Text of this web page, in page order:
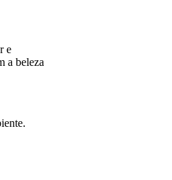
e
a beleza